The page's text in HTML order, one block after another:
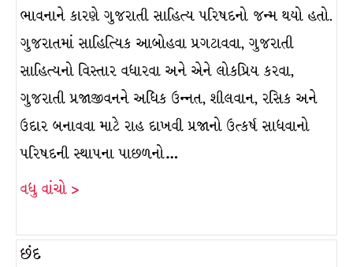
ભાવનાને કારણે ગુજરાતી સાહિત્ય પરિષદનો જન્મ થયો હતો.
ગુજરાતમાં સાહિત્યિક આબોહવા પ્રગટાવવા, ગુજરાતી
સાહિત્યનો વિસ્તાર વધારવા અને એને લોકપ્રિય કરવા,
ગુજરાતી પ્રજાજીવનને અધિક ઉન્નત, શીલવાન, રસિક અને
ઉદાર બનાવવા માટે રાહ દાખવી પ્રજાનો ઉત્કર્ષ સાધવાનો
પરિષદની સ્થાપના પાછળનો…
વધુ વાંચો >
છંદ